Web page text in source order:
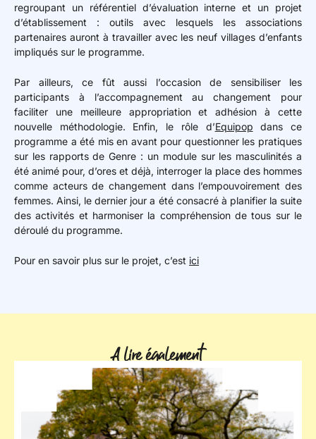
regroupant un référentiel d’évaluation interne et un projet
d’établissement : outils avec lesquels les associations
partenaires auront à travailler avec les neuf villages d’enfants
impliqués sur le programme.
Par ailleurs, ce fût aussi l’occasion de sensibiliser les
participants à l’accompagnement au changement pour
faciliter une meilleure appropriation et adhésion à cette
nouvelle méthodologie. Enfin, le rôle d’Equipop dans ce
programme a été mis en avant pour questionner les pratiques
sur les rapports de Genre : un module sur les masculinités a
été animé pour, d’ores et déjà, interroger la place des hommes
comme acteurs de changement dans l’empouvoirement des
femmes. Ainsi, le dernier jour a été consacré à planifier la suite
des activités et harmoniser la compréhension de tous sur le
déroulé du programme.
Pour en savoir plus sur le projet, c’est ici
A lire également